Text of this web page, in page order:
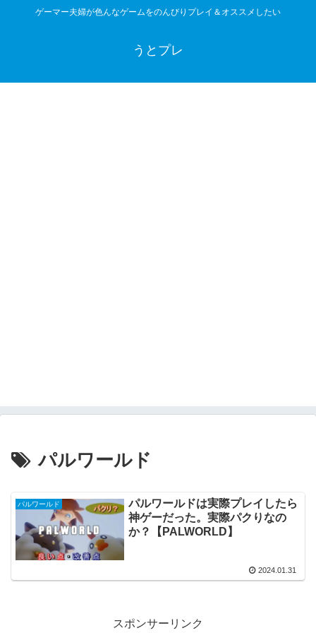
ゲーマー夫婦が色んなゲームをのんびりプレイ＆オススメしたい
うとプレ
パルワールド
パルワールド
パルワールドは実際プレイしたら
神ゲーだった。実際パクりなの
か？【PALWORLD】
2024.01.31
スポンサーリンク